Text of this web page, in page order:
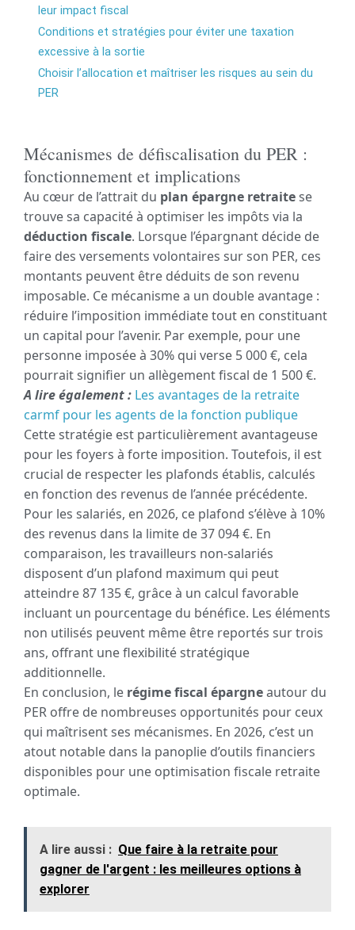
leur impact fiscal
Conditions et stratégies pour éviter une taxation
excessive à la sortie
Choisir l’allocation et maîtriser les risques au sein du
PER
Mécanismes de défiscalisation du PER :
fonctionnement et implications
Au cœur de l’attrait du plan épargne retraitese
trouve sa capacité à optimiser les impôts via la
déduction fiscale. Lorsque l’épargnant décide de
faire des versements volontaires sur son PER, ces
montants peuvent être déduits de son revenu
imposable. Ce mécanisme a un double avantage :
réduire l’imposition immédiate tout en constituant
un capital pour l’avenir. Par exemple, pour une
personne imposée à 30% qui verse 5 000 €, cela
pourrait signifier un allègement fiscal de 1 500 €.
A lire également : Les avantages de la retraite
carmf pour les agents de la fonction publique
Cette stratégie est particulièrement avantageuse
pour les foyers à forte imposition. Toutefois, il est
crucial de respecter les plafonds établis, calculés
en fonction des revenus de l’année précédente.
Pour les salariés, en 2026, ce plafond s’élève à 10%
des revenus dans la limite de 37 094 €. En
comparaison, les travailleurs non-salariés
disposent d’un plafond maximum qui peut
atteindre 87 135 €, grâce à un calcul favorable
incluant un pourcentage du bénéfice. Les éléments
non utilisés peuvent même être reportés sur trois
ans, offrant une flexibilité stratégique
additionnelle.
En conclusion, le régime fiscal épargneautour du
PER offre de nombreuses opportunités pour ceux
qui maîtrisent ses mécanismes. En 2026, c’est un
atout notable dans la panoplie d’outils financiers
disponibles pour une optimisation fiscale retraite
optimale.
A lire aussi : Que faire à la retraite pour
gagner de l'argent : les meilleures options à
explorer